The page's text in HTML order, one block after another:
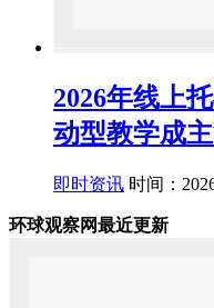
2026年线上
动型教学成
即时资讯 时间：
环球观察网最近更新